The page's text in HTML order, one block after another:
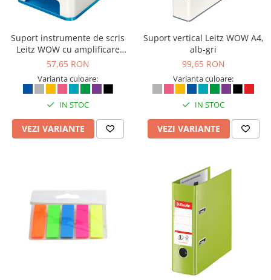
Suport instrumente de scris
Leitz WOW cu amplificare
sunet, alb/albastru
57,65 RON
Varianta culoare:
IN STOC
VEZI VARIANTE
Suport vertical Leitz WOW A4,
alb-gri
99,65 RON
Varianta culoare:
IN STOC
VEZI VARIANTE